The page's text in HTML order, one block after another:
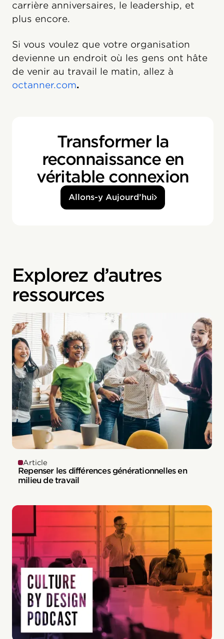
carrière anniversaires, le leadership, et
plus encore.
Si vous voulez que votre organisation
devienne un endroit où les gens ont hâte
de venir au travail le matin, allez à
octanner.com.
Transformer la
reconnaissance en
véritable connexion
Allons-y Aujourd’hui
Explorez d’autres
ressources
Article
Repenser les différences générationnelles en
milieu de travail